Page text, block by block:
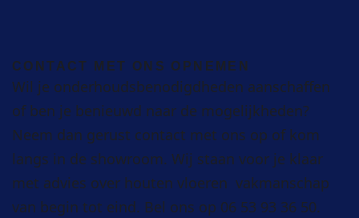
CONTACT MET ONS OPNEMEN
Wil je onderhoudsbenodigdheden aanschaffen
of ben je benieuwd naar de mogelijkheden?
Neem dan gerust contact met ons op of kom
langs in de showroom. Wij staan voor je klaar
met advies over houten vloeren vakmanschap
van begin tot eind. Bel ons op 06 53 93 36 50.